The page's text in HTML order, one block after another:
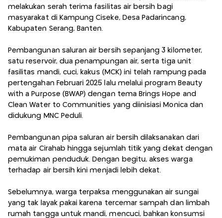
melakukan serah terima fasilitas air bersih bagi
masyarakat di Kampung Ciseke, Desa Padarincang,
Kabupaten Serang, Banten.
Pembangunan saluran air bersih sepanjang 3 kilometer,
satu reservoir, dua penampungan air, serta tiga unit
fasilitas mandi, cuci, kakus (MCK) ini telah rampung pada
pertengahan Februari 2025 lalu melalui program Beauty
with a Purpose (BWAP) dengan tema Brings Hope and
Clean Water to Communities yang diinisiasi Monica dan
didukung MNC Peduli.
Pembangunan pipa saluran air bersih dilaksanakan dari
mata air Cirahab hingga sejumlah titik yang dekat dengan
pemukiman penduduk. Dengan begitu, akses warga
terhadap air bersih kini menjadi lebih dekat.
Sebelumnya, warga terpaksa menggunakan air sungai
yang tak layak pakai karena tercemar sampah dan limbah
rumah tangga untuk mandi, mencuci, bahkan konsumsi